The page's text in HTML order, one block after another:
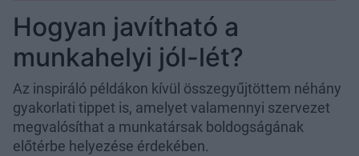
Hogyan javítható a
munkahelyi jól-lét?
Az inspiráló példákon kívül összegyűjtöttem néhány
gyakorlati tippet is, amelyet valamennyi szervezet
megvalósíthat a munkatársak boldogságának
előtérbe helyezése érdekében.